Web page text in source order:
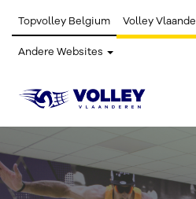
Topvolley Belgium Volley
Andere Websites